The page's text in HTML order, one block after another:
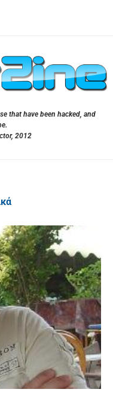
that have been hacked, and
2012